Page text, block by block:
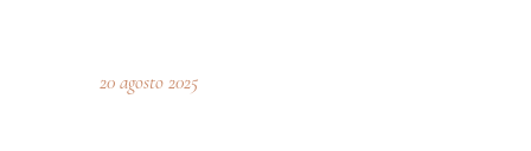
20 agosto 2025